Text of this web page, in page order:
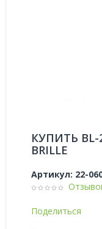
КУПИТЬ BL-
BRILLE
Артикул: 22-
Поделиться